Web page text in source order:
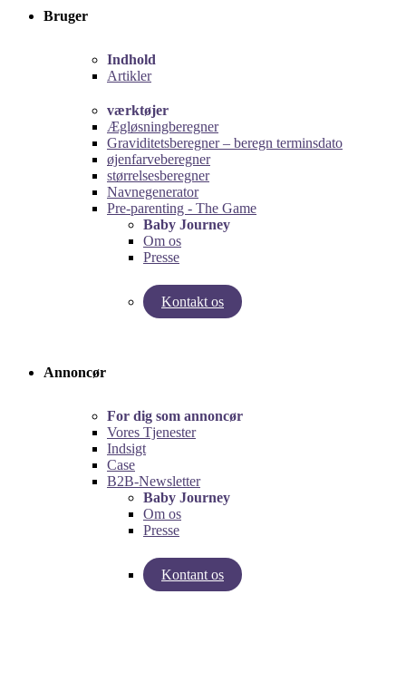
Bruger
Indhold
Artikler
værktøjer
Ægløsningberegner
Graviditetsberegner – beregn terminsdato
øjenfarveberegner
størrelsesberegner
Navnegenerator
Pre-parenting - The Game
Baby Journey
Om os
Presse
Kontakt os
Test vores graviditetsberegner!
Annoncør
For dig som annoncør
Vores Tjenester
Indsigt
Case
B2B-Newsletter
Baby Journey
Om os
Presse
Kontant os
Indsigter fra Baby Journey